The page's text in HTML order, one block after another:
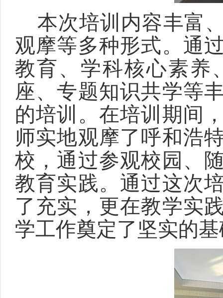
本次培训内容丰富
观摩等多种形式。通
教育、学科核心素养
座、专题知识共学等
的培训。在培训期间
师实地观摩了呼和浩
校，通过参观校园、
教育实践。通过这次
了充实，更在教学实
学工作奠定了坚实的